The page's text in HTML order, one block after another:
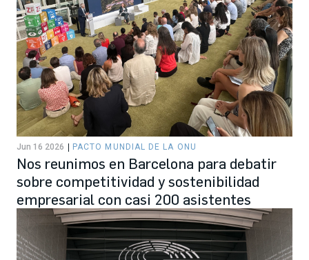
Jun 16 2026 PACTO MUNDIAL DE LA ONU
Nos reunimos en Barcelona para debatir
sobre competitividad y sostenibilidad
empresarial con casi 200 asistentes